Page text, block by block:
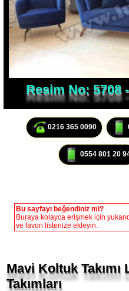
Resim No: 5708
0216 365 0090
0554 801 20
Buraya kolayca erişmek için
ve favori listenize ekleyin.
Takımları